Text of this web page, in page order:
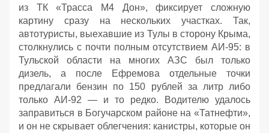
из ТК «Трасса М4 Дон», фиксирует сложную
картину сразу на нескольких участках. Так,
автотуристы, выехавшие из Тулы в сторону Крыма,
столкнулись с почти полным отсутствием АИ‑95: в
Тульской области на многих АЗС был только
дизель, а после Ефремова отдельные точки
предлагали бензин по 150 рублей за литр либо
только АИ‑92 — и то редко. Водителю удалось
заправиться в Богучарском районе на «Татнефти»,
и он не скрывает облегчения: канистры, которые он